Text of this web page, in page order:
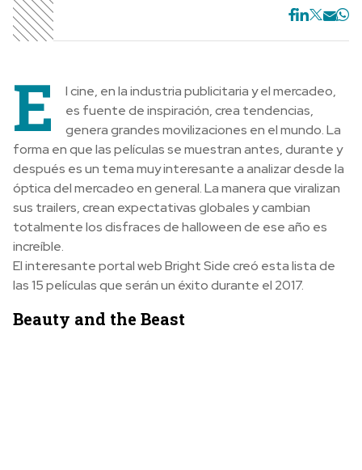
E
l cine, en la industria publicitaria y el mercadeo,
es fuente de inspiración, crea tendencias,
genera grandes movilizaciones en el mundo. La
forma en que las películas se muestran antes, durante y
después es un tema muy interesante a analizar desde la
óptica del mercadeo en general. La manera que viralizan
sus trailers, crean expectativas globales y cambian
totalmente los disfraces de halloween de ese año es
increíble.
El interesante portal web Bright Side creó esta lista de
las 15 películas que serán un éxito durante el 2017.
Beauty and the Beast